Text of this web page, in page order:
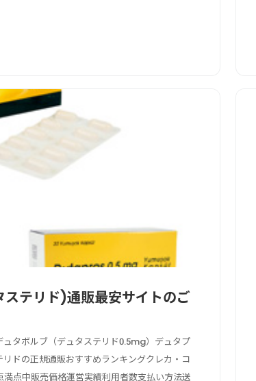
ステリド)通販最安サイトのご
タボルブ（デュタステリド0.5mg）デュタプ
ドの正規通販おすすめランキングクレカ・コ
点中販売価格運営実績利用者数支払い方法送